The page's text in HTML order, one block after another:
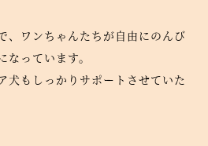
ワンちゃんたちが自由にのんび
なっています。
犬もしっかりサポートさせていた